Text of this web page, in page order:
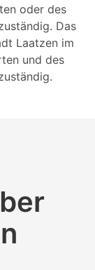
oder des
Das
Laatzen im
und des